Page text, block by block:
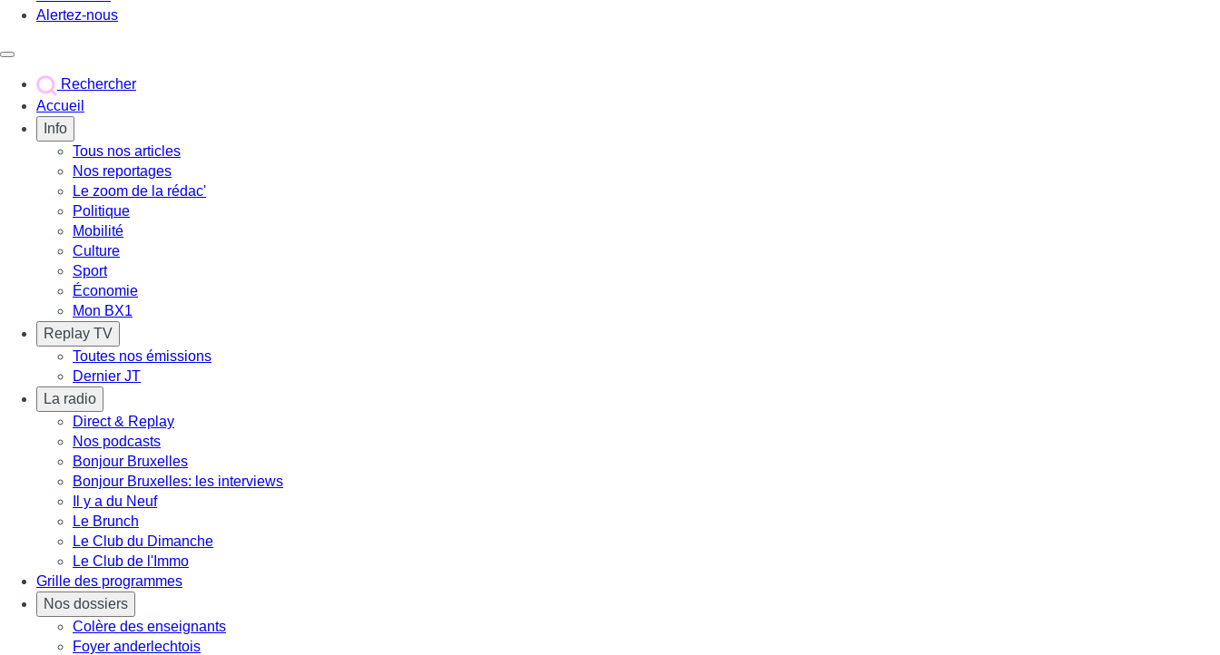
Alertez-nous
Rechercher
Accueil
Info
Tous nos articles
Nos reportages
Le zoom de la rédac'
Politique
Mobilité
Culture
Sport
Économie
Mon BX1
Replay TV
Toutes nos émissions
Dernier JT
La radio
Direct & Replay
Nos podcasts
Bonjour Bruxelles
Bonjour Bruxelles: les interviews
Il y a du Neuf
Le Brunch
Le Club du Dimanche
Le Club de l'Immo
Grille des programmes
Nos dossiers
Colère des enseignants
Foyer anderlechtois